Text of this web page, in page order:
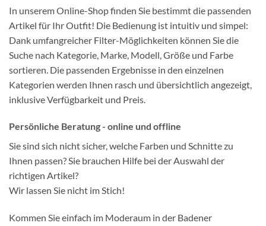
In unserem Online-Shop finden Sie bestimmt die passenden
Artikel für Ihr Outfit! Die Bedienung ist intuitiv und simpel:
Dank umfangreicher Filter-Möglichkeiten können Sie die
Suche nach Kategorie, Marke, Modell, Größe und Farbe
sortieren. Die passenden Ergebnisse in den einzelnen
Kategorien werden Ihnen rasch und übersichtlich angezeigt,
inklusive Verfügbarkeit und Preis.
Persönliche Beratung - online und offline
Sie sind sich nicht sicher, welche Farben und Schnitte zu
Ihnen passen? Sie brauchen Hilfe bei der Auswahl der
richtigen Artikel?
Wir lassen Sie nicht im Stich!
Kommen Sie einfach im Moderaum in der Badener